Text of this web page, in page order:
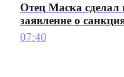
Отец Маска сделал
заявление о
07:40